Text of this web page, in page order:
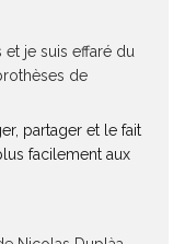
je suis effaré du
de
partager et le fait
facilement aux